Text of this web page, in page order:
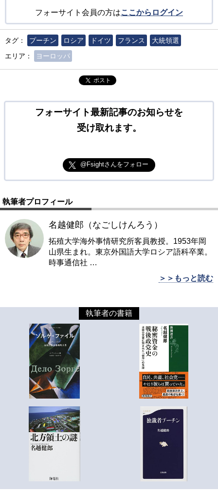
フォーサイト会員の方はここからログイン
タグ： プーチン ロシア ドイツ フランス
大統領選
エリア：
ヨーロッパ
ポスト
フォーサイト最新記事のお知らせを
受け取れます。
@Fsightさんをフォロー
執筆者プロフィール
名越健郎（なごしけんろう）
拓殖大学海外事情研究所客員教授。1953年岡
山県生まれ。東京外国語大学ロシア語科卒業。
時事通信社 …
＞＞もっと読む
執筆者の書籍